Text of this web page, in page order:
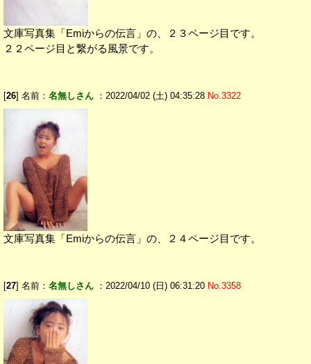
文庫写真集「Emiからの伝言」の、２３ページ目です。
２２ページ目と繋がる風景です。
[26] 名前： 名無しさん ：2022/04/02 (土) 04:35:28 No.3322
文庫写真集「Emiからの伝言」の、２４ページ目です。
[27] 名前： 名無しさん ：2022/04/10 (日) 06:31:20 No.3358